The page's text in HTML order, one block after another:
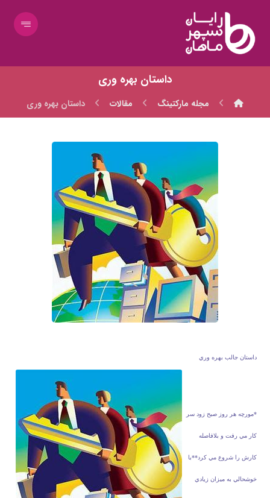
داستان بهره وری
مجله مارکتینگ مقالات داستان بهره وری
داستان جالب بهره وري
*مورچه هر روز صبح زود سر
كار مي رفت و بلافاصله
كارش را شروع مي كرد**با
خوشحالي به ميزان زيادي